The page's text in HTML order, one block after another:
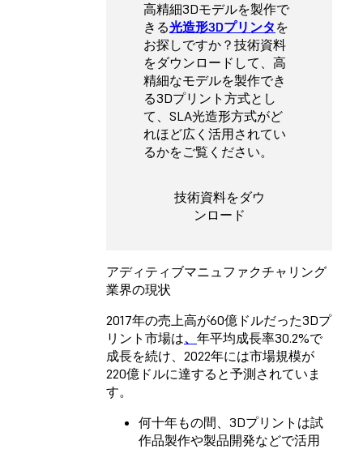
高精細3Dモデルを製作で
きる光造形3Dプリンタ を
お探しですか？技術資料
をダウンロードして、高
精細なモデルを製作でき
る3Dプリント方式とし
て、SLA光造形方式がど
れほど広く活用されてい
るかをご覧ください。
技術資料をダウ
ンロード
アディティブマニュファクチャリング
業界の現状
2017年の売上高が60億ドルだった3Dプ
リント市場は、 年平均成長率30.2%で
成長を続け、2022年には市場規模が
220億ドルに達すると予測されていま
す。
何十年もの間、3Dプリントは試
作品製作や製品開発などで活用